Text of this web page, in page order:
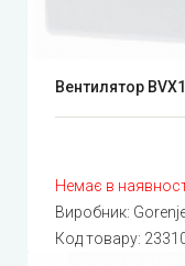
Вентилятор
Немає в
Виробник:
Код товару: